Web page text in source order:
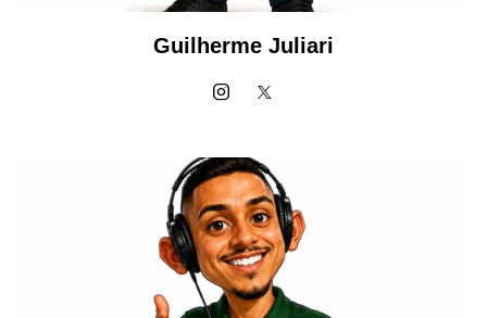
Guilherme Juliari